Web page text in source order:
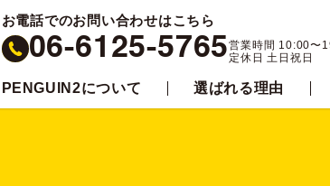
お電話でのお問い合わせはこちら
06-6125-5765営業時間 10:00〜
定休日 土日祝日
PENGUIN2について 選ばれる理由